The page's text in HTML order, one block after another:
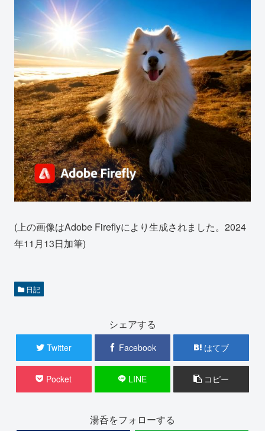
(上の画像はAdobe Fireflyにより生成されました。2024
年11月13日加筆)
日記
シェアする
Twitter Facebook はてブ
Pocket LINE コピー
湯呑をフォローする